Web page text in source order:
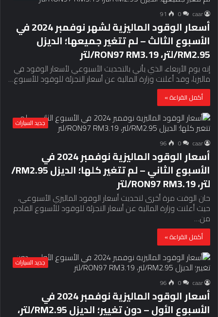
caar
0
91
أسعار الوقود الماليزية لشهر نوفمبر 2024 في
الأسبوع الثالث – لم تتغير جميعها؛ الديزل
RM2.95/لتر، RON97 RM3.19/لتر
إنه يوم الأربعاء، الذي يأتي بالتحديث الأسبوعي لأسعار الوقود في
ماليزيا، وقد أعلنت وزارة المالية عن أسعار التجزئة للوقود للأسبوع…
أكمل القراءة »
جديد السيارات
caar
0
96
أسعار الوقود الماليزية نوفمبر 2024 في
الأسبوع الثاني – لم تتغير كلها؛ الديزل RM2.95/
لتر، RON97 RM3.19/لتر
حان الوقت مرة أخرى لتحديث أسعار الوقود الماليزي الأسبوعي،
حيث أعلنت وزارة المالية عن أسعار التجزئة للوقود للأسبوع القادم
من…
أكمل القراءة »
جديد السيارات
caar
0
96
أسعار الوقود الماليزية نوفمبر 2024 في
الأسبوع الأول – دون تغيير؛ الديزل RM2.95/لتر،